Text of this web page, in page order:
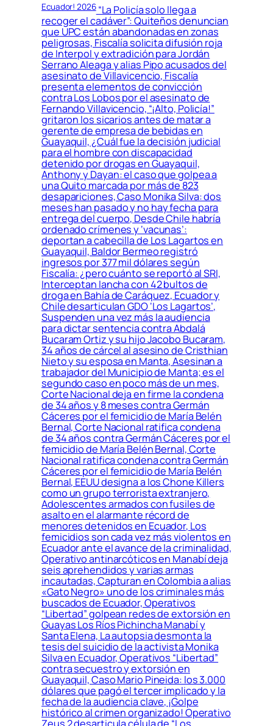
Ecuador! 2026“La Policía solo llega a
recoger el cadáver”: Quiteños denuncian
que UPC están abandonadas en zonas
peligrosas, Fiscalía solicita difusión roja
de Interpol y extradición para Jordán
Serrano Aleaga y alias Pipo acusados del
asesinato de Villavicencio, Fiscalía
presenta elementos de convicción
contra Los Lobos por el asesinato de
Fernando Villavicencio, “¡Alto, Policía!”
gritaron los sicarios antes de matar a
gerente de empresa de bebidas en
Guayaquil, ¿Cuál fue la decisión judicial
para el hombre con discapacidad
detenido por drogas en Guayaquil,
Anthony y Dayan: el caso que golpea a
una Quito marcada por más de 823
desapariciones, Caso Monika Silva: dos
meses han pasado y no hay fecha para
entrega del cuerpo, Desde Chile habría
ordenado crímenes y ‘vacunas’:
deportan a cabecilla de Los Lagartos en
Guayaquil, Baldor Bermeo registró
ingresos por 377 mil dólares según
Fiscalía: ¿pero cuánto se reportó al SRI,
Interceptan lancha con 42 bultos de
droga en Bahía de Caráquez, Ecuador y
Chile desarticulan GDO ‘Los Lagartos’,
Suspenden una vez más la audiencia
para dictar sentencia contra Abdalá
Bucaram Ortiz y su hijo Jacobo Bucaram,
34 años de cárcel al asesino de Cristhian
Nieto y su esposa en Manta, Asesinan a
trabajador del Municipio de Manta; es el
segundo caso en poco más de un mes,
Corte Nacional deja en firme la condena
de 34 años y 8 meses contra Germán
Cáceres por el femicidio de María Belén
Bernal, Corte Nacional ratifica condena
de 34 años contra Germán Cáceres por el
femicidio de María Belén Bernal, Corte
Nacional ratifica condena contra Germán
Cáceres por el femicidio de María Belén
Bernal, EEUU designa a los Chone Killers
como un grupo terrorista extranjero,
Adolescentes armados con fusiles de
asalto en el alarmante récord de
menores detenidos en Ecuador, Los
femicidios son cada vez más violentos en
Ecuador ante el avance de la criminalidad,
Operativo antinarcóticos en Manabí deja
seis aprehendidos y varias armas
incautadas, Capturan en Colombia a alias
«Gato Negro» uno de los criminales más
buscados de Ecuador, Operativos
“Libertad” golpean redes de extorsión en
Guayas Los Ríos Pichincha Manabí y
Santa Elena, La autopsia desmonta la
tesis del suicidio de la activista Monika
Silva en Ecuador, Operativos “Libertad”
contra secuestro y extorsión en
Guayaquil, Caso Mario Pineida: los 3.000
dólares que pagó el tercer implicado y la
fecha de la audiencia clave, ¡Golpe
histórico al crimen organizado! Operativo